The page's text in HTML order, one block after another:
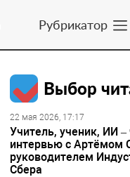
Рубрикатор
Выбор
22 мая 2026, 17:17
Учитель, ученик, ИИ –
интервью с Артёмом
руководителем
Сбера